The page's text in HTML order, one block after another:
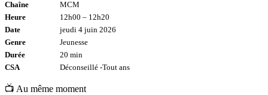
Chaîne
MCM
Heure
12h00 – 12h20
Date
jeudi 4 juin 2026
Genre
Jeunesse
Durée
20 min
CSA
Déconseillé -Tout ans
📺 Au même moment